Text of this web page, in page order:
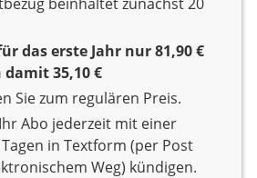
das erste Jahr nur 81,90 €
35,10 €
Sie zum regulären Preis.
Abo jederzeit mit einer
in Textform (per Post
Weg) kündigen.